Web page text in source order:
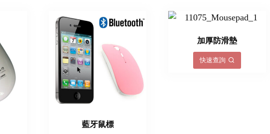
藍牙鼠標
加厚防滑墊
快速查詢